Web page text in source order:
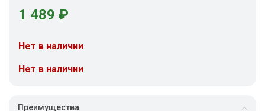
1 489 ₽
Нет в наличии
Нет в наличии
Преимущества